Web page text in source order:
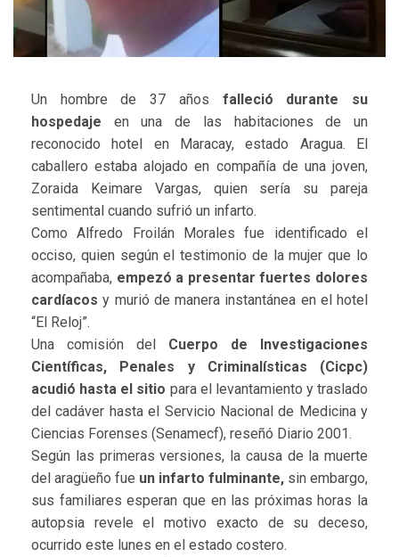
Un hombre de 37 años falleció durante su
hospedaje en una de las habitaciones de un
reconocido hotel en Maracay, estado Aragua. El
caballero estaba alojado en compañía de una joven,
Zoraida Keimare Vargas, quien sería su pareja
sentimental cuando sufrió un infarto.
Como Alfredo Froilán Morales fue identificado el
occiso, quien según el testimonio de la mujer que lo
acompañaba, empezó a presentar fuertes dolores
cardíacos y murió de manera instantánea en el hotel
“El Reloj”.
Una comisión del Cuerpo de Investigaciones
Científicas, Penales y Criminalísticas (Cicpc)
acudió hasta el sitio para el levantamiento y traslado
del cadáver hasta el Servicio Nacional de Medicina y
Ciencias Forenses (Senamecf), reseñó Diario 2001.
Según las primeras versiones, la causa de la muerte
del aragüeño fue un infarto fulminante, sin embargo,
sus familiares esperan que en las próximas horas la
autopsia revele el motivo exacto de su deceso,
ocurrido este lunes en el estado costero.